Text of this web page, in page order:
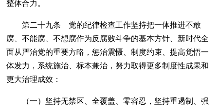
整体合力。
第二十九条 党的纪律检查工作坚持把一体推进不敢
腐、不能腐、不想腐作为反腐败斗争的基本方针、新时代全
面从严治党的重要方略，惩治震慑、制度约束、提高觉悟一
体发力，系统施治、标本兼治，努力取得更多制度性成果和
更大治理成效：
（一）坚持无禁区、全覆盖、零容忍，坚持重遏制、强